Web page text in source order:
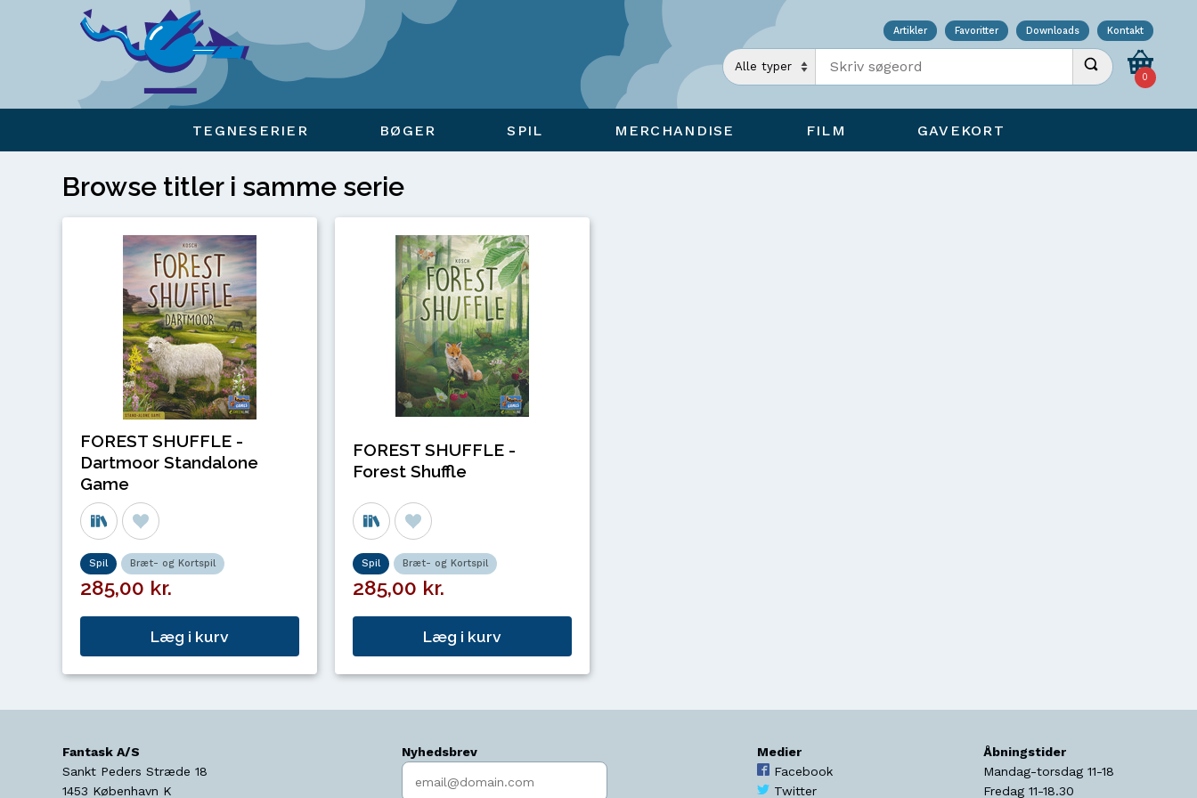
Artikler Favoritter Downloads Kontakt
Indtast søgeord Udfør søgning
0
TEGNESERIER BØGER SPIL MERCHANDISE FILM GAVEKORT
Browse titler i samme serie
FOREST SHUFFLE -
Dartmoor Standalone
Game
Spil Bræt- og Kortspil
285,00 kr.
Læg i kurv
FOREST SHUFFLE -
Forest Shuffle
Spil Bræt- og Kortspil
285,00 kr.
Læg i kurv
Fantask A/S
Sankt Peders Stræde 18
1453 København K
Nyhedsbrev
Indtast søgeord
Medier
Facebook
Twitter
Åbningstider
Mandag-torsdag 11-18
Fredag 11-18.30
Viser overlay for indkøbskurv